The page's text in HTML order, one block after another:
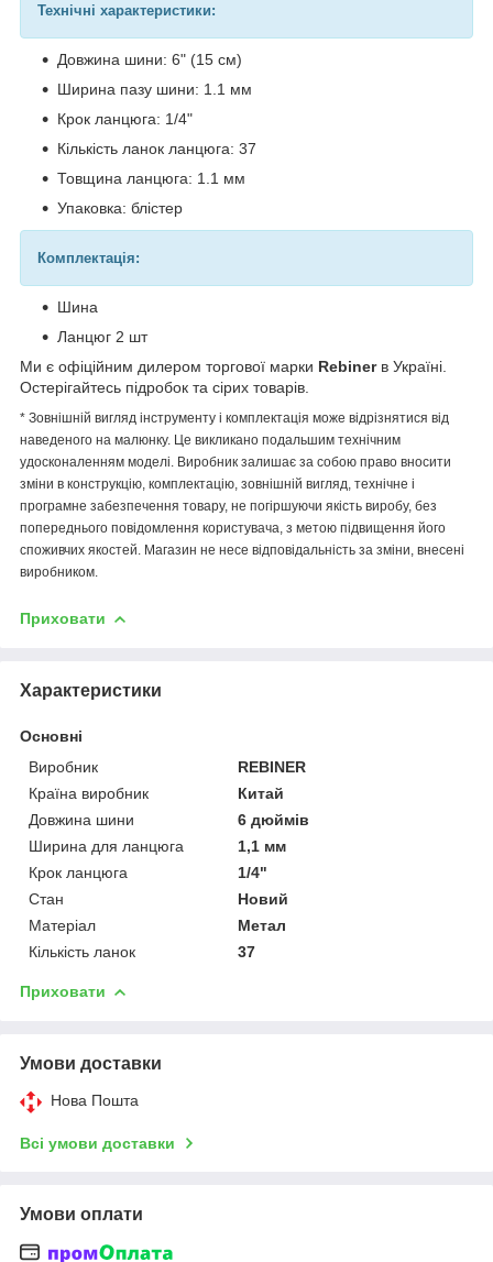
Технічні характеристики:
Довжина шини: 6" (15 см)
Ширина пазу шини: 1.1 мм
Крок ланцюга: 1/4"
Кількість ланок ланцюга: 37
Товщина ланцюга: 1.1 мм
Упаковка: блістер
Комплектація:
Шина
Ланцюг 2 шт
Ми є офіційним дилером торгової марки Rebinerв Україні.
Остерігайтесь підробок та сірих товарів.
* Зовнішній вигляд інструменту і комплектація може відрізнятися від
наведеного на малюнку. Це викликано подальшим технічним
удосконаленням моделі. Виробник залишає за собою право вносити
зміни в конструкцію, комплектацію, зовнішній вигляд, технічне і
програмне забезпечення товару, не погіршуючи якість виробу, без
попереднього повідомлення користувача, з метою підвищення його
споживчих якостей. Магазин не несе відповідальність за зміни, внесені
виробником.
Приховати
Характеристики
Основні
Виробник
REBINER
Країна виробник
Китай
Довжина шини
6 дюймів
Ширина для ланцюга
1,1 мм
Крок ланцюга
1/4"
Стан
Новий
Матеріал
Метал
Кількість ланок
37
Приховати
Умови доставки
Нова Пошта
Всі умови доставки
Умови оплати